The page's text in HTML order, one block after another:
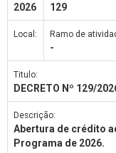
2026 129
Local: Ramo de
-
Titulo:
DECRETO Nº 129/
Descrição:
Abertura de crédito
Programa de 2026.